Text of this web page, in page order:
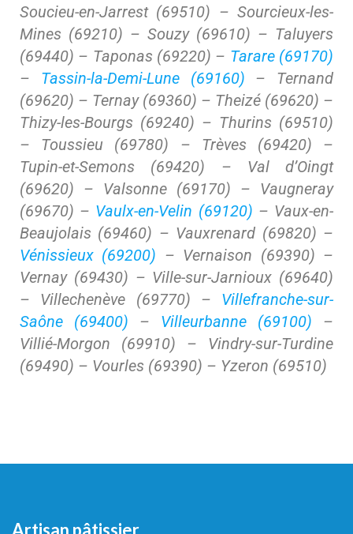
Soucieu-en-Jarrest (69510) – Sourcieux-les-
Mines (69210) – Souzy (69610) – Taluyers
(69440) – Taponas (69220) – Tarare (69170)
– Tassin-la-Demi-Lune (69160) – Ternand
(69620) – Ternay (69360) – Theizé (69620) –
Thizy-les-Bourgs (69240) – Thurins (69510)
– Toussieu (69780) – Trèves (69420) –
Tupin-et-Semons (69420) – Val d’Oingt
(69620) – Valsonne (69170) – Vaugneray
(69670) – Vaulx-en-Velin (69120) – Vaux-en-
Beaujolais (69460) – Vauxrenard (69820) –
Vénissieux (69200) – Vernaison (69390) –
Vernay (69430) – Ville-sur-Jarnioux (69640)
– Villechenève (69770) – Villefranche-sur-
Saône (69400) – Villeurbanne (69100) –
Villié-Morgon (69910) – Vindry-sur-Turdine
(69490) – Vourles (69390) – Yzeron (69510)
Artisan pâtissier